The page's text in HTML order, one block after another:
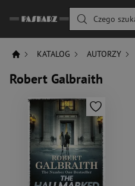
Czego
KATALOG AUTORZY
Robert Galbraith